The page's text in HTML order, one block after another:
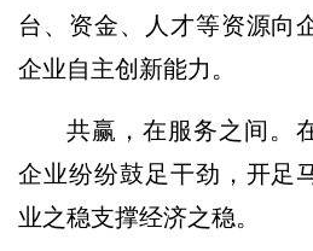
台、资金、人才等资源向
企业自主创新能力。
共赢，在服务之间。
企业纷纷鼓足干劲，开足
业之稳支撑经济之稳。